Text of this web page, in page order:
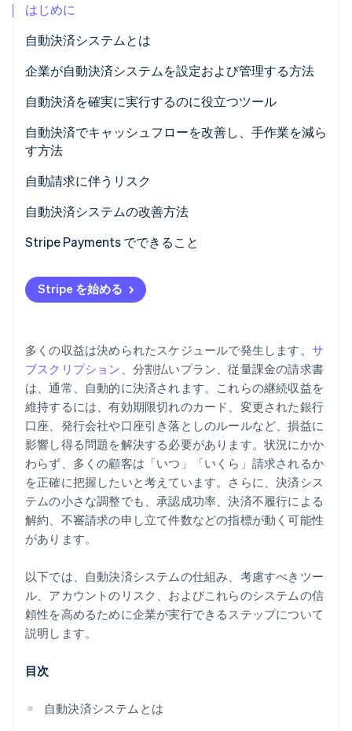
Climate
カーボンリムーバル
オンライン本人確認
Stripe が AI の経済インフラをどのように構築しているかを
ご覧ください。
こちらをご覧ください
はじめに
自動決済システムとは
企業が自動決済システムを設定および管理する方法
請求を実行する決済インフラを選択する
そのインフラストラクチャを製品と業務に導入する
決済情報と明示的な顧客同意を収集する
請求エンジンに任せて監視する
自動決済を確実に実行するのに役立つツール
安全なペイメントゲートウェイとトークン化
自動化機能が組み込まれた継続請求エンジン
アカウント更新ツール
不正利用の監視と認証管理
通知と可視化ツール
自動決済でキャッシュフローを改善し、手作業を減ら
す方法
資金がいつ到着するかの一貫性の向上
取引を進めるための時間の短縮
顧客の障壁の低減
自動請求に伴うリスク
承認のギャップが多くの不審請求の申し立てを引き起
口座引き落としは独自の管理要件を追加
保管された認証情報が蓄積されるにつれてセキュリテ
ィ要件が厳格化
自動決済システムの改善方法
堅牢な決済インフラを基盤とする
承認成功率の向上
請求関係をわかりやすくする
Stripe Payments でできること
Stripe を始める
多くの収益は決められたスケジュールで発生します。 サ
ブスクリプション 、分割払いプラン、従量課金の請求書
は、通常、自動的に決済されます。これらの継続収益を
維持するには、有効期限切れのカード、変更された銀行
口座、発行会社や口座引き落としのルールなど、損益に
影響し得る問題を解決する必要があります。状況にかか
わらず、多くの顧客は「いつ」「いくら」請求されるか
を正確に把握したいと考えています。さらに、決済シス
テムの小さな調整でも、承認成功率、決済不履行による
解約、不審請求の申し立て件数などの指標が動く可能性
があります。
以下では、自動決済システムの仕組み、考慮すべきツー
ル、アカウントのリスク、およびこれらのシステムの信
頼性を高めるために企業が実行できるステップについて
説明します。
目次
自動決済システムとは